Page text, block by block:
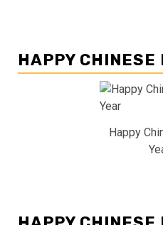
HAPPY CHINESE
Happy